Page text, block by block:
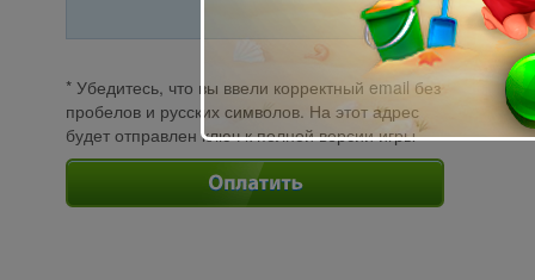
* Убедитесь, что вы ввели корректный email без
пробелов и русских символов. На этот адрес
будет отправлен ключ к полной версии игры